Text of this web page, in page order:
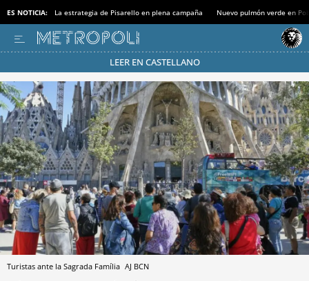
ES NOTICIA: La estrategia de Pisarello en plena campaña Nuevo pulmón verde en
LEER EN CASTELLANO
Pásate al MODO AHORRO
Turistas ante la Sagrada Família AJ BCN